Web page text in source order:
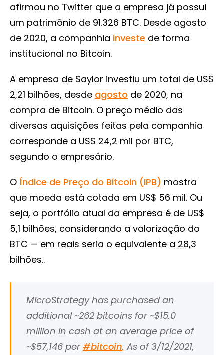
afirmou no Twitter que a empresa já possui
um patrimônio de 91.326 BTC. Desde agosto
de 2020, a companhia investe de forma
institucional no Bitcoin.
A empresa de Saylor investiu um total de US$
2,21 bilhões, desde agosto de 2020, na
compra de Bitcoin. O preço médio das
diversas aquisições feitas pela companhia
corresponde a US$ 24,2 mil por BTC,
segundo o empresário.
O Índice de Preço do Bitcoin (IPB) mostra
que moeda está cotada em US$ 56 mil. Ou
seja, o portfólio atual da empresa é de US$
5,1 bilhões, considerando a valorização do
BTC — em reais seria o equivalente a 28,3
bilhões..
MicroStrategy has purchased an
additional ~262 bitcoins for ~$15.0
million in cash at an average price of
~$57,146 per #bitcoin. As of 3/12/2021,